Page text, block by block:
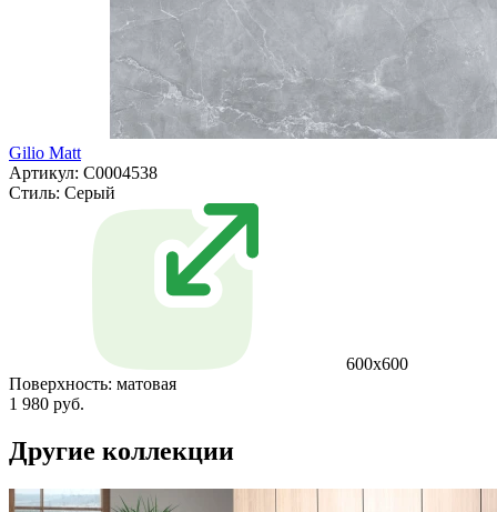
Gilio Matt
Артикул: С0004538
Стиль: Серый
600x600
Поверхность: матовая
1 980 руб.
Другие коллекции